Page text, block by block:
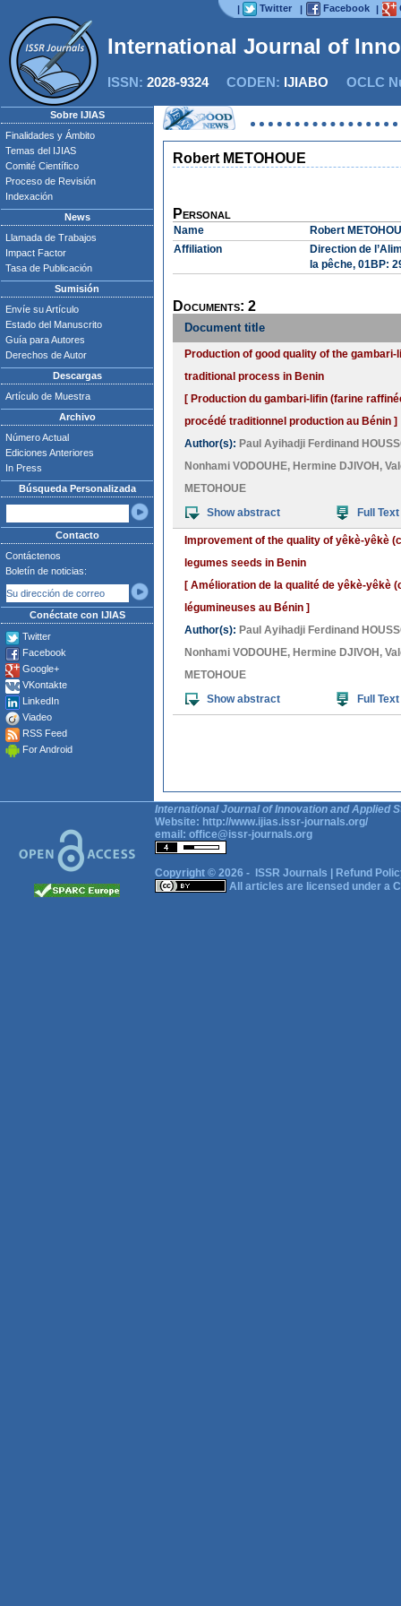
| Twitter | Facebook |
International Journal of
ISSN: 2028-9324CODEN: IJIABO OCLC
Sobre IJIAS
Finalidades y Ámbito
Temas del IJIAS
Comité Científico
Proceso de Revisión
Indexación
News
Llamada de Trabajos
Impact Factor
Tasa de Publicación
Sumisión
Envíe su Artículo
Estado del Manuscrito
Guía para Autores
Derechos de Autor
Descargas
Artículo de Muestra
Archivo
Número Actual
Ediciones Anteriores
In Press
Búsqueda Personalizada
Contacto
Contáctenos
Boletín de noticias:
Conéctate con IJIAS
Twitter
Facebook
Google+
VKontakte
LinkedIn
Viadeo
RSS Feed
For Android
Robert METOHOUE
Personal
Name
Robert
Affiliation
Direction de
la pêche, 01BP:
Documents: 2
Document title
Production of good quality of the
traditional process in Benin
[ Production du gambari-lifin (farine
procédé traditionnel production au Bénin ]
Author(s): Paul Ayihadji Ferdinand
Nonhami VODOUHE, Hermine DJIVOH ,
METOHOUE
Show abstract
Full Text
Improvement of the quality of yêkè-yêkè
legumes seeds in Benin
[ Amélioration de la qualité de yêkè-yêkè
légumineuses au Bénin ]
Author(s): Paul Ayihadji Ferdinand
Nonhami VODOUHE, Hermine DJIVOH ,
METOHOUE
Show abstract
Full Text
International Journal of Innovation and Applied
Website: http://www.ijias.issr-journals.org/
email: office@issr-journals.org
Copyright © 2026 - ISSR Journals
Refund
All articles are licensed under a